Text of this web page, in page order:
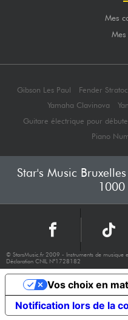
Mes
Gibson Les Paul Fender
Yamaha Clavinova
Guitare électrique pour
Piano
Star's Music
1000
© StarsMusic.fr 2009 - Instruments de musique
Déclaration CNIL N°1728182
Notification lors de la
Vos choix en